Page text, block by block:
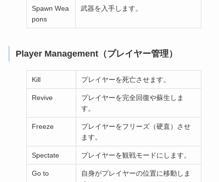
Spawn Wea
pons
武器を入手します。
Player Management（プレイヤー管理）
Kill プレイヤーを死亡させます。
Revive
プレイヤーを完全回復や蘇生しま
す。
Freeze
プレイヤーをフリーズ（硬直）させ
ます。
Spectate プレイヤーを観戦モードにします。
Go to
自身がプレイヤーの位置に移動しま